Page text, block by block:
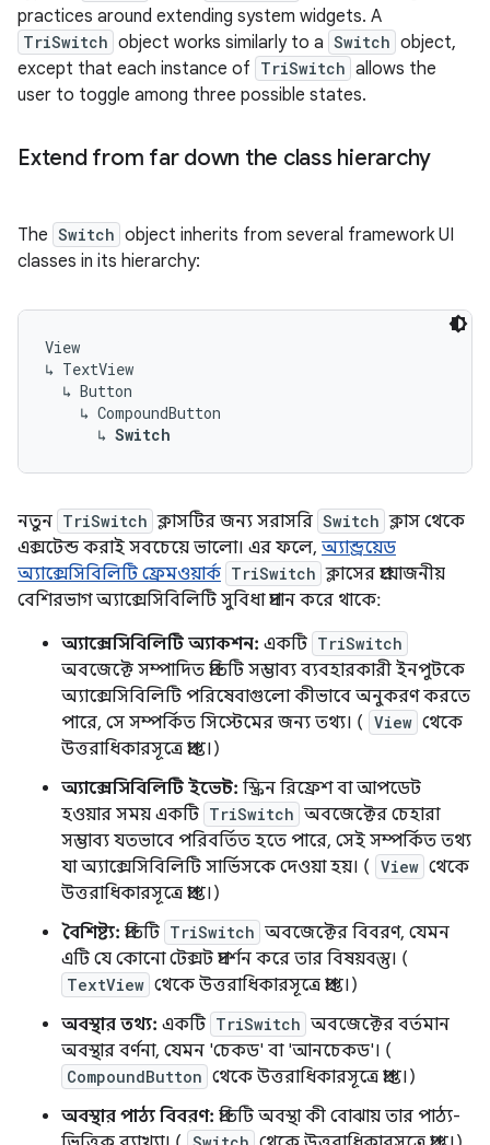
practices around extending system widgets. A
TriSwitch object works similarly to a Switch object,
except that each instance of TriSwitch allows the
user to toggle among three possible states.
Extend from far down the class hierarchy
The Switch object inherits from several framework UI
classes in its hierarchy:
View
↳ TextView
↳ Button
↳ CompoundButton
↳ Switch
নতুন TriSwitch ক্লাসটির জন্য সরাসরি Switch ক্লাস থেকে
এক্সটেন্ড করাই সবচেয়ে ভালো। এর ফলে, অ্যান্ড্রয়েড
অ্যাক্সেসিবিলিটি ফ্রেমওয়ার্ক TriSwitch ক্লাসের প্রয়োজনীয়
বেশিরভাগ অ্যাক্সেসিবিলিটি সুবিধা প্রদান করে থাকে:
অ্যাক্সেসিবিলিটি অ্যাকশন: একটি TriSwitch
অবজেক্টে সম্পাদিত প্রতিটি সম্ভাব্য ব্যবহারকারী ইনপুটকে
অ্যাক্সেসিবিলিটি পরিষেবাগুলো কীভাবে অনুকরণ করতে
পারে, সে সম্পর্কিত সিস্টেমের জন্য তথ্য। ( View থেকে
উত্তরাধিকারসূত্রে প্রাপ্ত।)
অ্যাক্সেসিবিলিটি ইভেন্ট: স্ক্রিন রিফ্রেশ বা আপডেট
হওয়ার সময় একটি TriSwitch অবজেক্টের চেহারা
সম্ভাব্য যতভাবে পরিবর্তিত হতে পারে, সেই সম্পর্কিত তথ্য
যা অ্যাক্সেসিবিলিটি সার্ভিসকে দেওয়া হয়। ( View থেকে
উত্তরাধিকারসূত্রে প্রাপ্ত।)
বৈশিষ্ট্য: প্রতিটি TriSwitch অবজেক্টের বিবরণ, যেমন
এটি যে কোনো টেক্সট প্রদর্শন করে তার বিষয়বস্তু। (
TextView থেকে উত্তরাধিকারসূত্রে প্রাপ্ত।)
অবস্থার তথ্য: একটি TriSwitch অবজেক্টের বর্তমান
অবস্থার বর্ণনা, যেমন 'চেকড' বা 'আনচেকড'। (
CompoundButton থেকে উত্তরাধিকারসূত্রে প্রাপ্ত।)
অবস্থার পাঠ্য বিবরণ: প্রতিটি অবস্থা কী বোঝায় তার পাঠ্য-